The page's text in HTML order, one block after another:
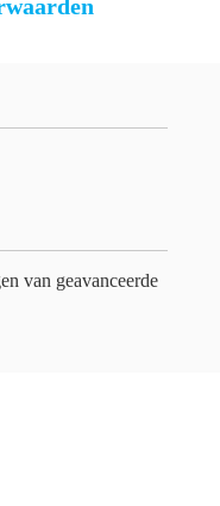
van geavanceerde